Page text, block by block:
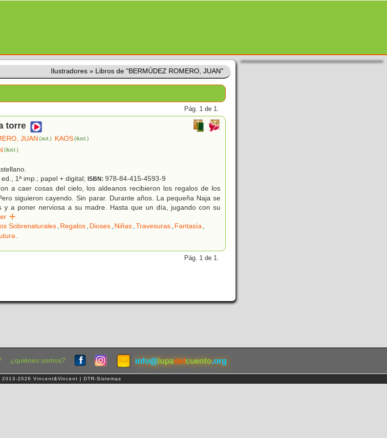
Ilustradores » Libros de "BERMÚDEZ ROMERO, JUAN"
Pág. 1 de 1.
torre
JUAN (aut.) KAOS (ilust.)
(ilust.)
1ª imp.; papel + digital; ISBN: 978-84-415-4593-9
a caer cosas del cielo, los aldeanos recibieron los regalos de los
siguieron cayendo. Sin parar. Durante años. La pequeña Naja se
y a poner nerviosa a su madre. Hasta que un día, jugando con su
Sobrenaturales, Regalos, Dioses, Niñas,Travesuras, Fantasía,
.
Pág. 1 de 1.
¿quiénes somos?
2013-2026 Vincent&Vincent | DTR-Sistemas